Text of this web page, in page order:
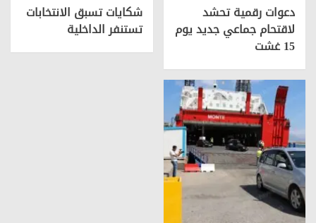
دعوات رقمية تحشد
لاقتحام جماعي جديد يوم
15 غشت
شكايات تسبق الانتخابات
تستنفر الداخلية